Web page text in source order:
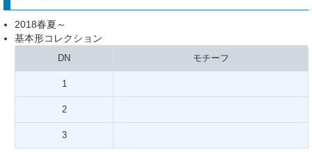
2018春夏～
基本形コレクション
DN モチーフ
1
2
3